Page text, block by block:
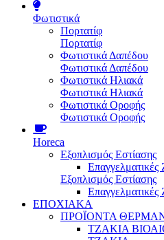
Φωτιστικά
Πορτατίφ
Πορτατίφ
Φωτιστικά Δαπέδου
Φωτιστικά Δαπέδου
Φωτιστικά Ηλιακά
Φωτιστικά Ηλιακά
Φωτιστικά Οροφής
Φωτιστικά Οροφής
Horeca
Εξοπλισμός Εστίασης
Επαγγελματικές
Εξοπλισμός Εστίασης
Επαγγελματικές
ΕΠΟΧΙΑΚΑ
ΠΡΟΪΟΝΤΑ
ΤΖΑΚΙΑ